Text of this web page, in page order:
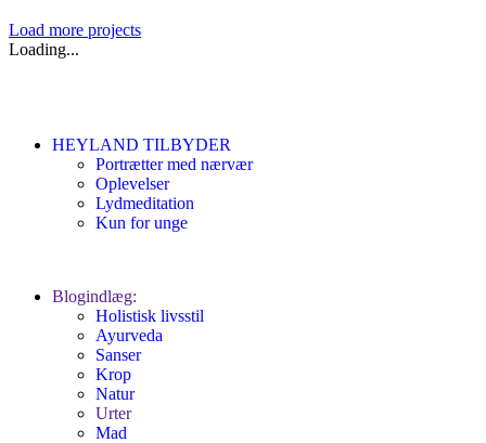
Load more projects
Loading...
HEYLAND TILBYDER
Portrætter med nærvær
Oplevelser
Lydmeditation
Kun for unge
Blogindlæg:
Holistisk livsstil
Ayurveda
Sanser
Krop
Natur
Urter
Mad